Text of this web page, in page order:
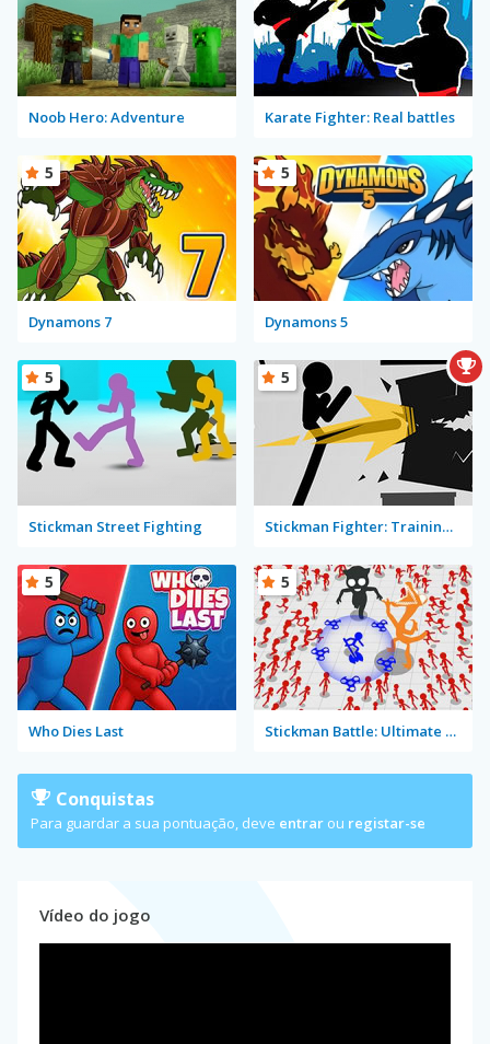
Noob Hero: Adventure Karate Fighter: Real battles
Dynamons 7
5
Dynamons 5
5
Stickman Street Fighting
5
Stickman Fighter: Training Camp
5
Who Dies Last
5
Stickman Battle: Ultimate Fight
5
Conquistas
Para guardar a sua pontuação, deve entrar ou registar-se
Vídeo do jogo